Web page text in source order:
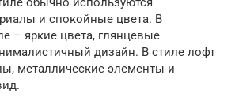
и спокойные цвета. В
– яркие цвета, глянцевые
дизайн. В стиле лофт
металлические элементы и